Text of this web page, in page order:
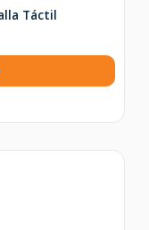
Táctil